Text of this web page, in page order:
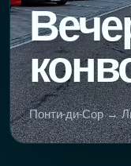
Понти-ди-Сор →